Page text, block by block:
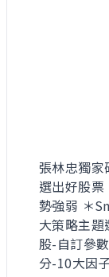
張林忠獨
選出好股
勢強弱 ＊
大策略主
股-自訂參
分-10大因